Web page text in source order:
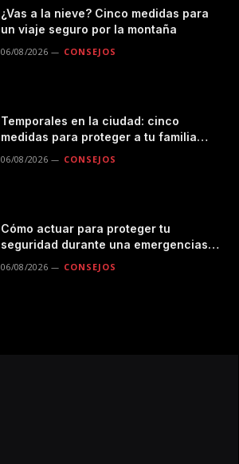
¿Vas a la nieve? Cinco medidas para
un viaje seguro por la montaña
06/08/2026 CONSEJOS
Temporales en la ciudad: cinco
medidas para proteger a tu familia
06/08/2026 CONSEJOS
Cómo actuar para proteger tu
seguridad durante una emergencias
06/08/2026 CONSEJOS